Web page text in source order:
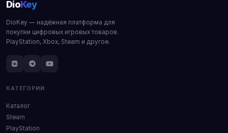
DioKey
DioKey — надёжная платформа для
покупки цифровых игровых товаров.
PlayStation, Xbox, Steam и другое.
КАТЕГОРИИ
Каталог
Steam
PlayStation